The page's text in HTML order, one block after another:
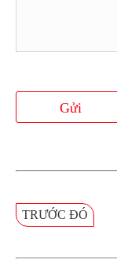
Gửi
TRƯỚC ĐÓ